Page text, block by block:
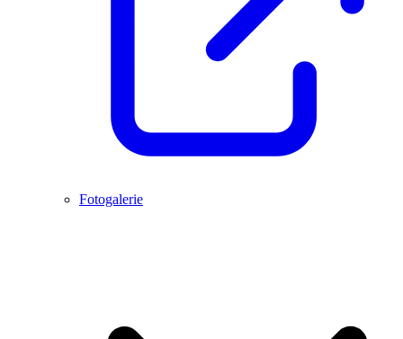
Fotogalerie